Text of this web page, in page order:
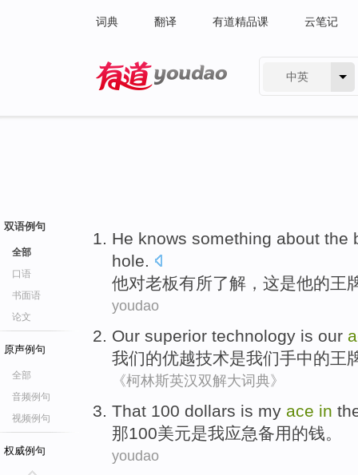
词典 翻译 有道精品课 云笔记
中英
双语例句
全部
口语
书面语
论文
原声例句
全部
音频例句
视频例句
权威例句
He knows something about the
hole.
他对老板有所了解 ， 这是他的王
youdao
Our superior technology is our
我们的优越技术是我们手中的王
《柯林斯英汉双解大词典》
That 100 dollars is my ace in
那100美元是我应急备用的钱。
youdao